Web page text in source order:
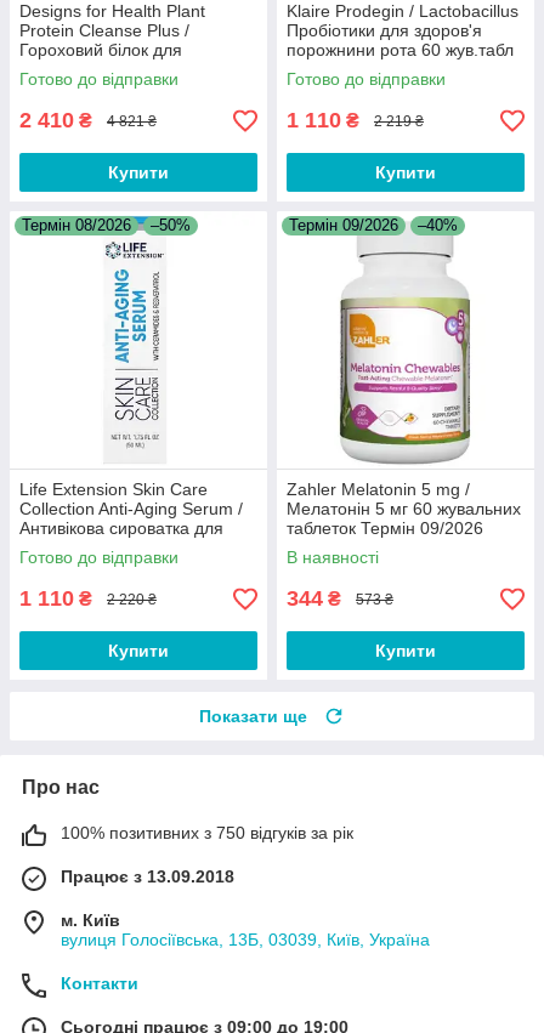
Designs for Health Plant
Protein Cleanse Plus /
Гороховий білок для
підтримки детоксикації 555 г
08/2026
Готово до відправки
2 410 ₴ 4 821 ₴
Купити
Klaire Prodegin / Lactobacillus
Пробіотики для здоров'я
порожнини рота 60 жув.табл
Термін 08/2026
Готово до відправки
1 110 ₴ 2 219 ₴
Купити
Термін 08/2026 –50%
Life Extension Skin Care
Collection Anti-Aging Serum /
Антивікова сироватка для
шкіри 50 мл 08/2026
Готово до відправки
1 110 ₴ 2 220 ₴
Купити
Термін 09/2026 –40%
Zahler Melatonin 5 mg /
Мелатонін 5 мг 60 жувальних
таблеток Термін 09/2026
В наявності
344 ₴ 573 ₴
Купити
Показати ще
Про нас
100% позитивних з 750 відгуків за рік
Працює з 13.09.2018
м. Київ
вулиця Голосіївська, 13Б, 03039, Київ, Україна
Контакти
Сьогодні працює з 09:00 до 19:00